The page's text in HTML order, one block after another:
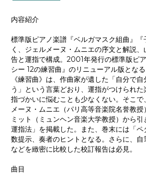
内容紹介
標準版ピアノ楽譜『ベルガマスク組曲』『
く、ジェルメーヌ・ムニエの序文と解説
告と運指で構成。2001年発行の標準版ピ
シー 12の練習曲』のリニューアル版とな
《練習曲》は、作曲家が遺した「自分で
う」という言葉どおり、運指がつけられた
指づかいに悩むことも少なくない。そこ
メーヌ・ムニエ（パリ高等音楽院名誉教
ミット（ミュンヘン音楽大学教授）から
運指法」を掲載した。また、巻末には「
数提示、奏者のヒントとなる。さらに、
などを緻密に比較した校訂報告は必見。
曲目